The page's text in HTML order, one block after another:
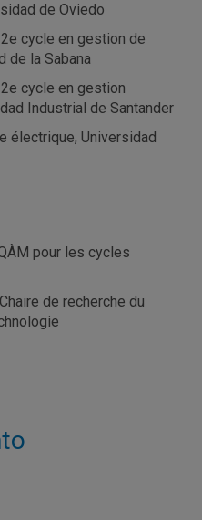
de Oviedo
cycle en gestion de
de la Sabana
cycle en gestion
Industrial de Santander
électrique, Universidad
pour les cycles
de recherche du